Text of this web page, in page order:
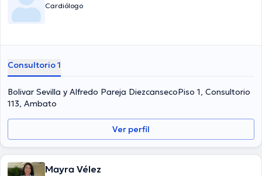
Cardiólogo
Consultorio 1
Bolivar Sevilla y Alfredo Pareja DiezcansecoPiso 1, Consultorio
113, Ambato
Ver perfil
Mayra Vélez